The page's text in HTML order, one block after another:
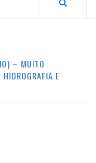
– MUITO
E